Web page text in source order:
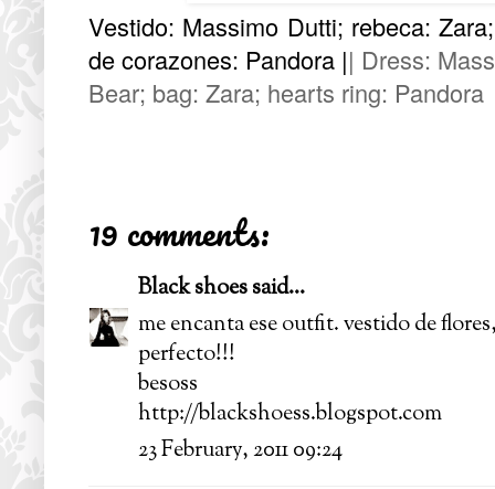
Vestido: Massimo Dutti; rebeca:
de corazones: Pandora || Dress:
Bear; bag: Zara; hearts ring: Pandora
19 comments:
Black shoessaid...
me encanta ese outfit. vestido de
perfecto!!!
besoss
http://blackshoess.blogspot.com
23 February, 2011 09:24